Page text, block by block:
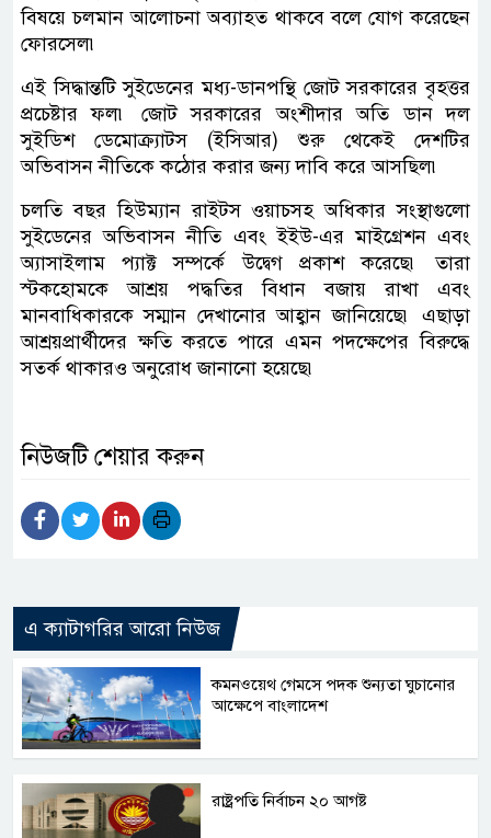
বিষয়ে চলমান আলোচনা অব্যাহত থাকবে বলে যোগ করেছেন
ফোরসেল৷
এই সিদ্ধান্তটি সুইডেনের মধ্য-ডানপন্থি জোট সরকারের বৃহত্তর
প্রচেষ্টার ফল৷ জোট সরকারের অংশীদার অতি ডান দল
সুইডিশ ডেমোক্র্যাটস (ইসিআর) শুরু থেকেই দেশটির
অভিবাসন নীতিকে কঠোর করার জন্য দাবি করে আসছিল৷
চলতি বছর হিউম্যান রাইটস ওয়াচসহ অধিকার সংস্থাগুলো
সুইডেনের অভিবাসন নীতি এবং ইইউ-এর মাইগ্রেশন এবং
অ্যাসাইলাম প্যাক্ট সম্পর্কে উদ্বেগ প্রকাশ করেছে৷ তারা
স্টকহোমকে আশ্রয় পদ্ধতির বিধান বজায় রাখা এবং
মানবাধিকারকে সম্মান দেখানোর আহ্বান জানিয়েছে৷ এছাড়া
আশ্রয়প্রার্থীদের ক্ষতি করতে পারে এমন পদক্ষেপের বিরুদ্ধে
সতর্ক থাকারও অনুরোধ জানানো হয়েছে৷
নিউজটি শেয়ার করুন
এ ক্যাটাগরির আরো নিউজ
কমনওয়েথ গেমসে পদক শুন্যতা ঘুচানোর
আক্ষেপে বাংলাদেশ
রাষ্ট্রপতি নির্বাচন ২০ আগষ্ট